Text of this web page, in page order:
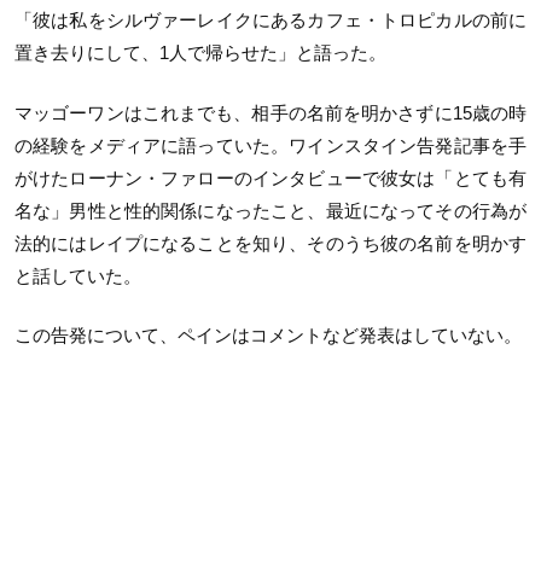
「彼は私をシルヴァーレイクにあるカフェ・トロピカルの前に
置き去りにして、 1人で帰らせた」と語った。
マッゴーワンはこれまでも、相手の名前を明かさずに15歳の時
の経験をメディアに語っていた。ワインスタイン告発記事を手
がけたローナン・ファローのインタビューで彼女は「とても有
名な」男性と性的関係になったこと、最近になってその行為が
法的にはレイプになることを知り、そのうち彼の名前を明かす
と話していた。
この告発について、ペインはコメントなど発表はしていない。